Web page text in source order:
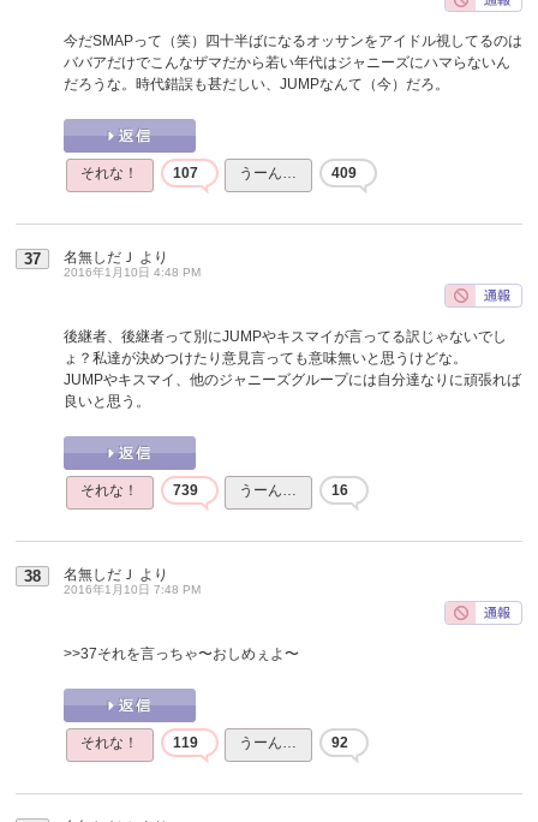
今だSMAPって（笑）四十半ばになるオッサンをアイドル視してるのは
ババアだけでこんなザマだから若い年代はジャニーズにハマらないん
だろうな。時代錯誤も甚だしい、JUMPなんて（今）だろ。
それな！ 107 うーん… 409
37 名無しだＪ より
2016年1月10日 4:48 PM
後継者、後継者って別にJUMPやキスマイが言ってる訳じゃないでし
ょ？私達が決めつけたり意見言っても意味無いと思うけどな。
JUMPやキスマイ、他のジャニーズグループには自分達なりに頑張れば
良いと思う。
それな！ 739 うーん… 16
38 名無しだＪ より
2016年1月10日 7:48 PM
>>37それを言っちゃ〜おしめぇよ〜
それな！ 119 うーん… 92